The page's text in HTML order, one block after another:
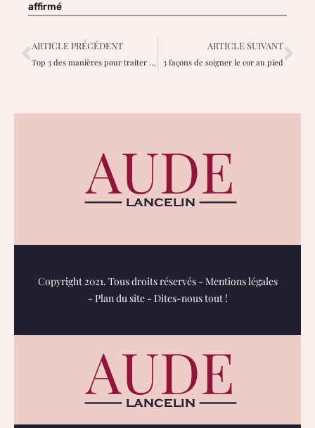
affirmé
ARTICLE PRÉCÉDENT
Top 3 des manières pour traiter une piqure de punaise de lit
ARTICLE SUIVANT
3 façons de soigner le cor au pied
Copyright 2021. Tous droits réservés - Mentions légales
- Plan du site- Dites-nous tout !